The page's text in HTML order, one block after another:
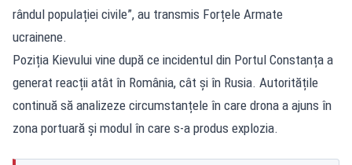
rândul populației civile”, au transmis Forțele Armate
ucrainene.
Poziția Kievului vine după ce incidentul din Portul Constanța a
generat reacții atât în România, cât și în Rusia. Autoritățile
continuă să analizeze circumstanțele în care drona a ajuns în
zona portuară și modul în care s-a produs explozia.